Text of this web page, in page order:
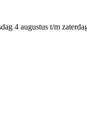
4 augustus t/m